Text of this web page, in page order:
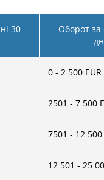
30
Оборот за
0 - 2 500 EUR
2501 - 7 500
7501 - 12 500
12 501 - 25